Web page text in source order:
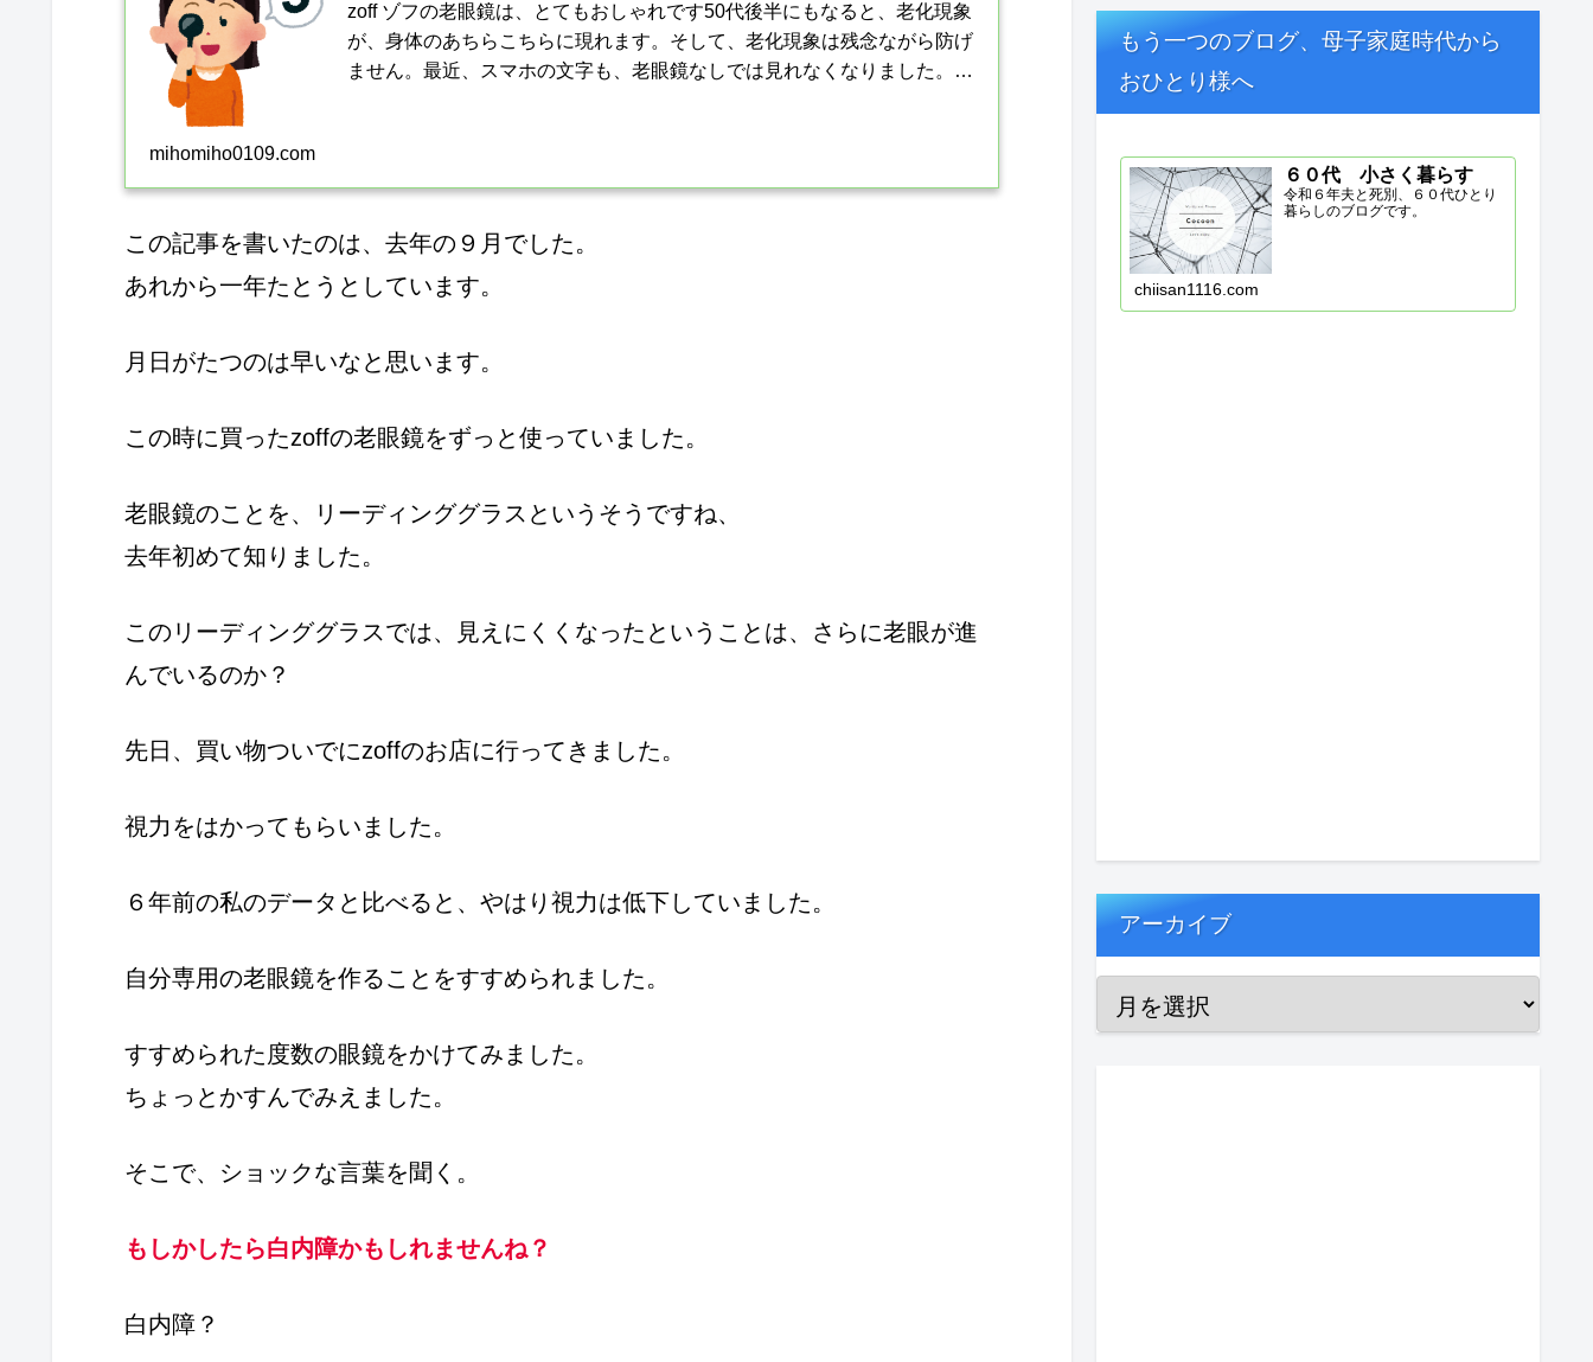
zoff ゾフの老眼鏡は、とてもおしゃれです50代後半にもなると、老化現象
が、身体のあちらこちらに現れます。そして、老化現象は残念ながら防げ
ません。最近、スマホの文字も、老眼鏡なしでは見れなくなりました。パ
mihomiho0109.com
この記事を書いたのは、去年の９月でした。
あれから一年たとうとしています。
月日がたつのは早いなと思います。
この時に買ったzoffの老眼鏡をずっと使っていました。
老眼鏡のことを、リーディンググラスというそうですね、
去年初めて知りました。
このリーディンググラスでは、見えにくくなったということは、さらに老眼が進
んでいるのか？
先日、買い物ついでにzoffのお店に行ってきました。
視力をはかってもらいました。
６年前の私のデータと比べると、やはり視力は低下していました。
自分専用の老眼鏡を作ることをすすめられました。
すすめられた度数の眼鏡をかけてみました。
ちょっとかすんでみえました。
そこで、ショックな言葉を聞く。
もしかしたら白内障かもしれませんね？
白内障？
もう一つのブログ、母子家庭時代から
おひとり様へ
６０代 小さく暮らす
令和６年夫と死別、６０代ひとり
暮らしのブログです。
chiisan1116.com
アーカイブ